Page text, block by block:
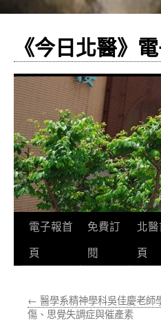
《今日北醫》
跳
至
要
電子報首
頁
免費訂
閱
北
頁
← 醫學系精神學科吳佳慶老師
傷、思覺失調症與催產素